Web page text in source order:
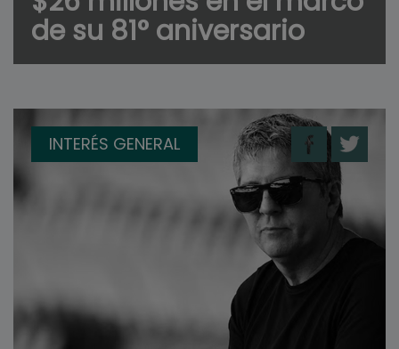
de su 81° aniversario
INTERÉS GENERAL